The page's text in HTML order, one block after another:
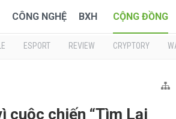
CÔNG NGHỆ BXH CỘNG ĐỒNG
ESPORT REVIEW CRYPTORY
cuộc chiến “Tìm Lại